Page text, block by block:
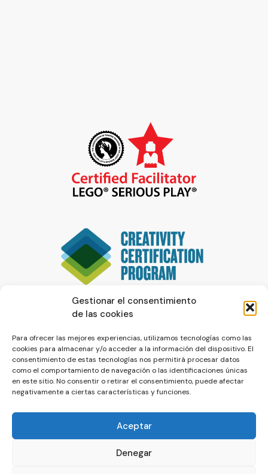
Gestionar el consentimiento
de las cookies
Para ofrecer las mejores experiencias, utilizamos tecnologías como las
cookies para almacenar y/o acceder a la información del dispositivo. El
consentimiento de estas tecnologías nos permitirá procesar datos
como el comportamiento de navegación o las identificaciones únicas
en este sitio. No consentir o retirar el consentimiento, puede afectar
negativamente a ciertas características y funciones.
Aceptar
Denegar